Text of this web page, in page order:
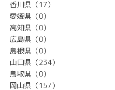
香川県（17）
愛媛県（0）
高知県（0）
広島県（0）
島根県（0）
山口県（234）
鳥取県（0）
岡山県（157）